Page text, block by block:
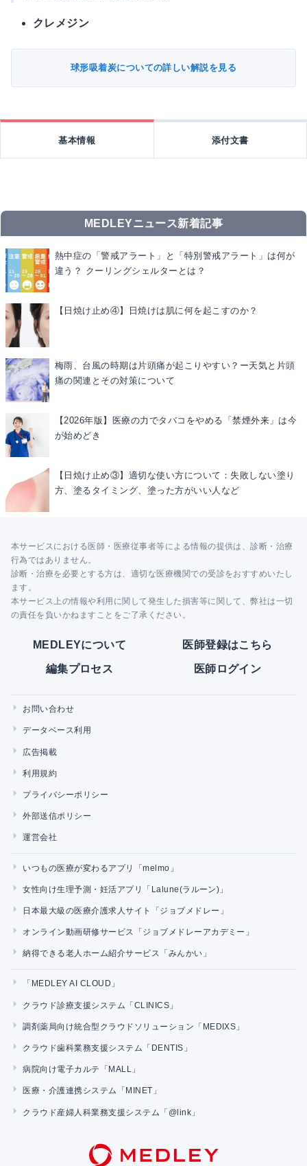
クレメジン
球形吸着炭についての詳しい解説を見る
基本情報 添付文書
MEDLEYニュース新着記事
熱中症の「警戒アラート」と「特別警戒アラート」は何が
違う？ クーリングシェルターとは？
【日焼け止め④】日焼けは肌に何を起こすのか？
梅雨、台風の時期は片頭痛が起こりやすい？ー天気と片頭
痛の関連とその対策について
【2026年版】医療の力でタバコをやめる「禁煙外来」は今
が始めどき
【日焼け止め③】適切な使い方について：失敗しない塗り
方、塗るタイミング、塗った方がいい人など
本サービスにおける医師・医療従事者等による情報の提供は、診断・治療
行為ではありません。
診断・治療を必要とする方は、適切な医療機関での受診をおすすめいたし
ます。
本サービス上の情報や利用に関して発生した損害等に関して、弊社は一切
の責任を負いかねますことをご了承ください。
MEDLEYについて 医師登録はこちら
編集プロセス 医師ログイン
お問い合わせ
データベース利用
広告掲載
利用規約
プライバシーポリシー
外部送信ポリシー
運営会社
いつもの医療が変わるアプリ「melmo」
女性向け生理予測・妊活アプリ「Lalune(ラルーン)」
日本最大級の医療介護求人サイト「ジョブメドレー」
オンライン動画研修サービス「ジョブメドレーアカデミー」
納得できる老人ホーム紹介サービス「みんかい」
「MEDLEY AI CLOUD」
クラウド診療支援システム「CLINICS」
調剤薬局向け統合型クラウドソリューション「MEDIXS」
クラウド歯科業務支援システム「DENTIS」
病院向け電子カルテ「MALL」
医療・介護連携システム「MINET」
クラウド産婦人科業務支援システム「@link」